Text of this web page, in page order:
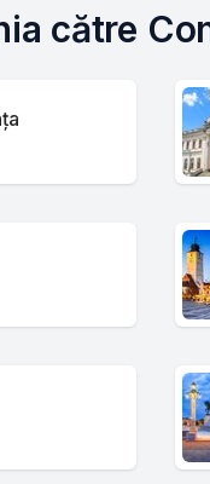
către